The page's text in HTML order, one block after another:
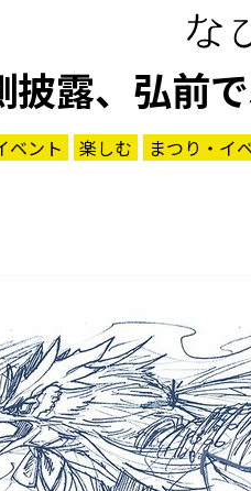
披露、弘前
ベント 楽しむ まつり・イ